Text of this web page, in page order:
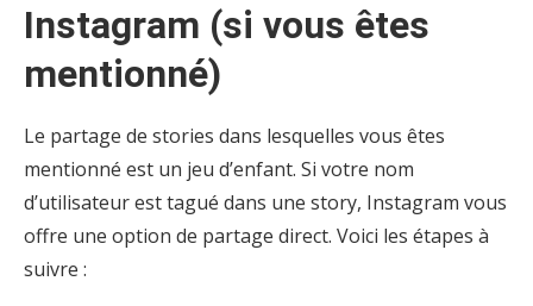
Instagram (si vous êtes
mentionné)
Le partage de stories dans lesquelles vous êtes
mentionné est un jeu d’enfant. Si votre nom
d’utilisateur est tagué dans une story, Instagram vous
offre une option de partage direct. Voici les étapes à
suivre :